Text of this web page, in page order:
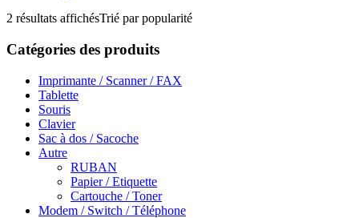
2 résultats affichésTrié par popularité
Catégories des produits
Imprimante / Scanner / FAX
Tablette
Souris
Clavier
Sac à dos / Sacoche
Autre
RUBAN
Papier / Etiquette
Cartouche / Toner
Modem / Switch / Téléphone